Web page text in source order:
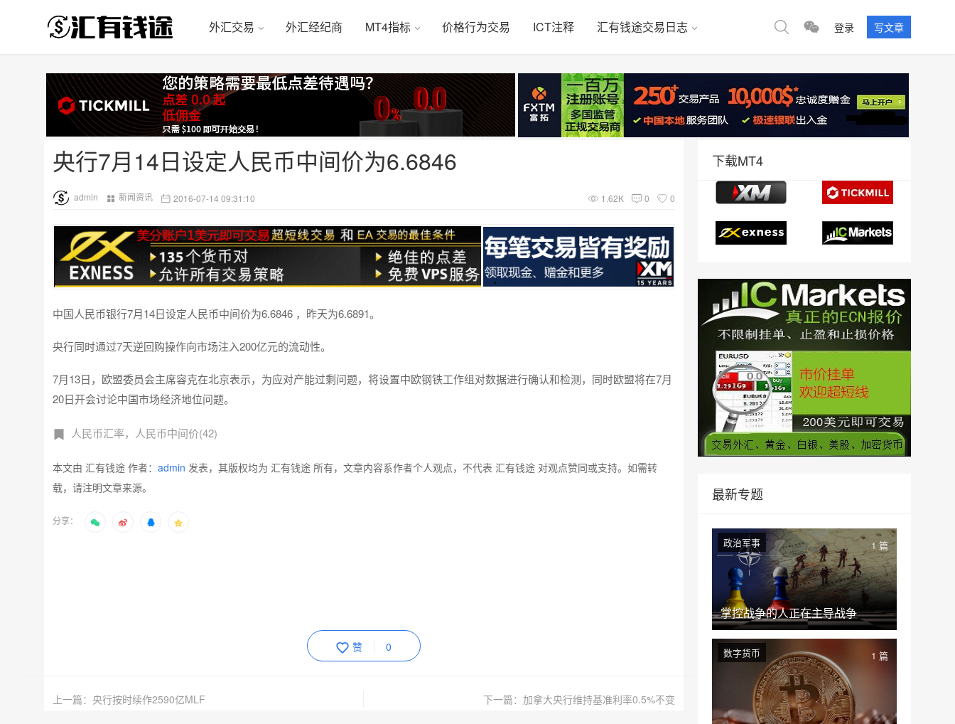
外汇交易 外汇经纪商 MT4指标 价格行为交易 ICT注释 汇有钱途交易日志 登录 写文章
央行7月14日设定人民币中间价为6.6846
admin 新闻资讯 2016-07-14 09:31:10 1.62K 0 0
中国人民币银行7月14日设定人民币中间价为6.6846 ，昨天为6.6891。
央行同时通过7天逆回购操作向市场注入200亿元的流动性。
7月13日，欧盟委员会主席容克在北京表示，为应对产能过剩问题，将设置中欧钢铁工作组对数据进行确认和检测，同时欧盟将在7月
20日开会讨论中国市场经济地位问题。
人民币汇率，人民币中间价(42)
本文由 汇有钱途 作者： admin 发表，其版权均为 汇有钱途 所有，文章内容系作者个人观点，不代表 汇有钱途 对观点赞同或支持。如需转
载，请注明文章来源。
分享：
赞 0
上一篇：央行按时续作2590亿MLF 下一篇：加拿大央行维持基准利率0.5%不变
下载MT4
最新专题
掌控战争的人正在主导战争
政治军事 1 篇
数字货币 1 篇